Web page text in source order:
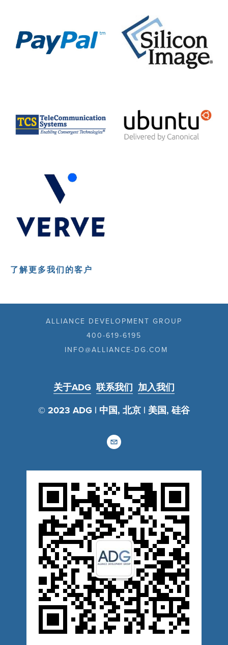
了解更多我们的客户
ALLIANCE DEVELOPMENT GROUP
400-619-6195
INFO@ALLIANCE-DG.COM
关于ADG 联系我们 加入我们
© 2023 ADG | 中国, 北京 | 美国, 硅谷